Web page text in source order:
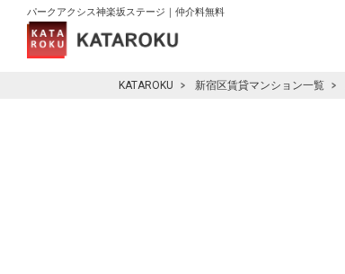
パークアクシス神楽坂ステージ｜仲介料無料
KATAROKU 新宿区賃貸マンション一覧